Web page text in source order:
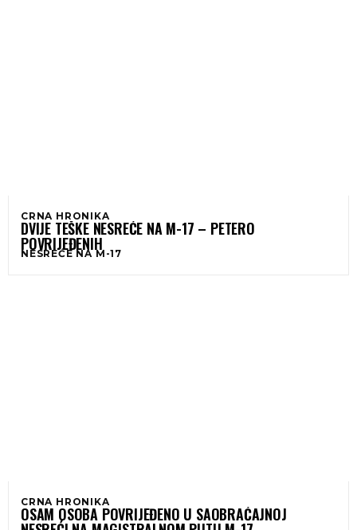
CRNA HRONIKA
DVIJE TEŠKE NESREĆE NA M-17 – PETERO
POVRIJEĐENIH
NESREĆE NA M-17
CRNA HRONIKA
OSAM OSOBA POVRIJEĐENO U SAOBRAĆAJNOJ